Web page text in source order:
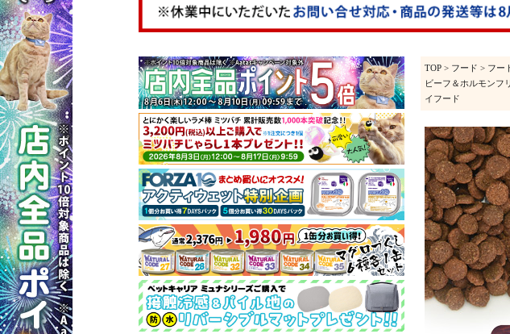
TOP > フード > フー
ビーフ＆ホルモンフ
イフード